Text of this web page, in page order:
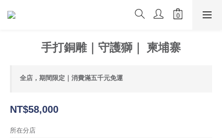
手打銅雕｜守護獅｜ 柬埔寨
全店，期間限定｜消費滿五千元免運
NT$58,000
所在分店